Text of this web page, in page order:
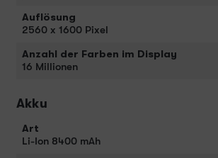
Auflösung
2560 x 1600 Pixel
Anzahl der Farben im Display
16 Millionen
Akku
Art
Li-Ion 8400 mAh